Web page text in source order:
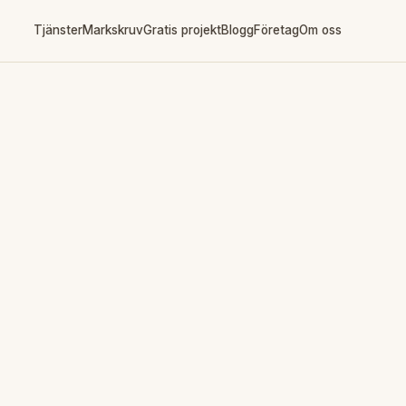
TjänsterMarkskruvGratis projektBloggFöretagOm oss